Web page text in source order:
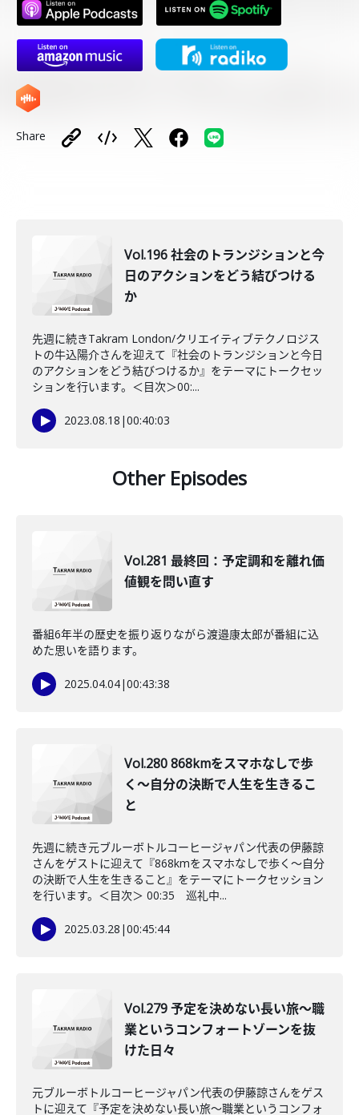
Share
Vol.196 社会のトランジションと今
日のアクションをどう結びつける
か
先週に続きTakram London/クリエイティブテクノロジス
トの牛込陽介さんを迎えて『社会のトランジションと今日
のアクションをどう結びつけるか』をテーマにトークセッ
ションを行います。＜目次＞00:...
2023.08.18 |00:40:03
Other Episodes
Vol.281 最終回：予定調和を離れ価
値観を問い直す
番組6年半の歴史を振り返りながら渡邉康太郎が番組に込
めた思いを語ります。
2025.04.04|00:43:38
Vol.280 868kmをスマホなしで歩
く〜自分の決断で人生を生きるこ
と
先週に続き元ブルーボトルコーヒージャパン代表の伊藤諒
さんをゲストに迎えて『868kmをスマホなしで歩く〜自分
の決断で人生を生きること』をテーマにトークセッション
を行います。＜目次＞ 00:35 巡礼中...
2025.03.28 |00:45:44
Vol.279 予定を決めない長い旅〜職
業というコンフォートゾーンを抜
けた日々
元ブルーボトルコーヒージャパン代表の伊藤諒さんをゲス
トに迎えて『予定を決めない長い旅〜職業というコンフォ